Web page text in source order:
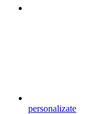
personalizate